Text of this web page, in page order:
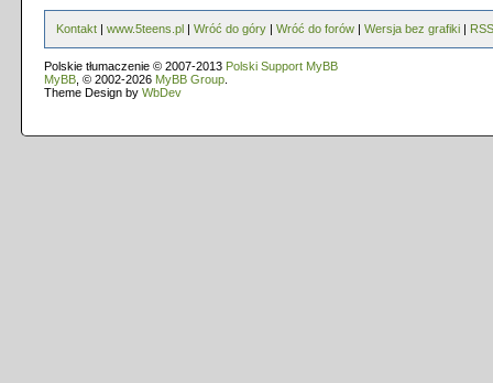
Kontakt | www.5teens.pl | Wróć do góry | Wróć do forów | Wersja bez grafiki | RSS
Polskie tłumaczenie © 2007-2013 Polski Support MyBB
MyBB , © 2002-2026 MyBB Group
Theme Design by WbDev